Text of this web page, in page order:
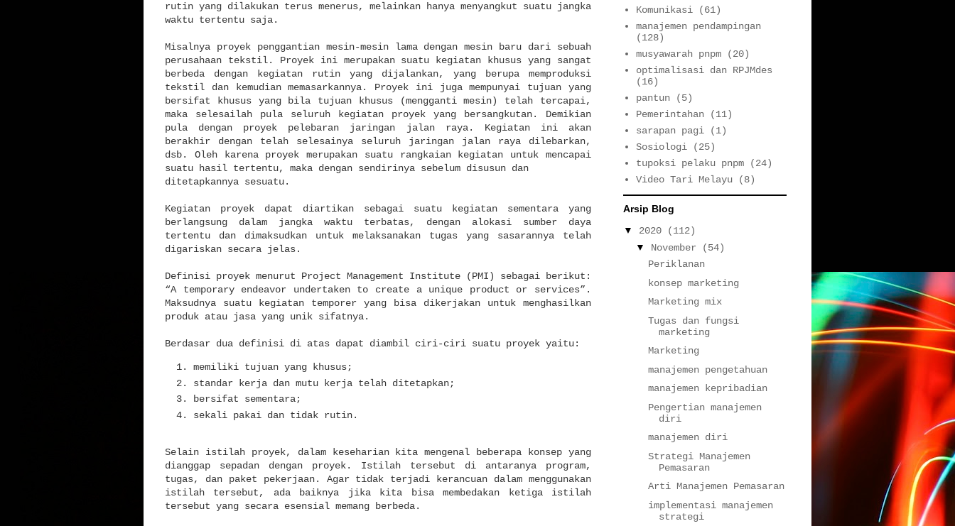
rutin yang dilakukan terus menerus, melainkan hanya menyangkut suatu jangka
waktu tertentu saja.
Misalnya proyek penggantian mesin-mesin lama dengan mesin baru dari sebuah
perusahaan tekstil. Proyek ini merupakan suatu kegiatan khusus yang sangat
berbeda dengan kegiatan rutin yang dijalankan, yang berupa memproduksi
tekstil dan kemudian memasarkannya. Proyek ini juga mempunyai tujuan yang
bersifat khusus yang bila tujuan khusus (mengganti mesin) telah tercapai,
maka selesailah pula seluruh kegiatan proyek yang bersangkutan. Demikian
pula dengan proyek pelebaran jaringan jalan raya. Kegiatan ini akan
berakhir dengan telah selesainya seluruh jaringan jalan raya dilebarkan,
dsb. Oleh karena proyek merupakan suatu rangkaian kegiatan untuk mencapai
suatu hasil tertentu, maka dengan sendirinya sebelum disusun dan
ditetapkannya sesuatu.
Kegiatan proyek dapat diartikan sebagai suatu kegiatan sementara yang
berlangsung dalam jangka waktu terbatas, dengan alokasi sumber daya
tertentu dan dimaksudkan untuk melaksanakan tugas yang sasarannya telah
digariskan secara jelas.
Definisi proyek menurut Project Management Institute (PMI) sebagai berikut:
“A temporary endeavor undertaken to create a unique product or services”.
Maksudnya suatu kegiatan temporer yang bisa dikerjakan untuk menghasilkan
produk atau jasa yang unik sifatnya.
Berdasar dua definisi di atas dapat diambil ciri-ciri suatu proyek yaitu:
memiliki tujuan yang khusus;
standar kerja dan mutu kerja telah ditetapkan;
bersifat sementara;
sekali pakai dan tidak rutin.
Selain istilah proyek, dalam keseharian kita mengenal beberapa konsep yang
dianggap sepadan dengan proyek. Istilah tersebut di antaranya program,
tugas, dan paket pekerjaan. Agar tidak terjadi kerancuan dalam menggunakan
istilah tersebut, ada baiknya jika kita bisa membedakan ketiga istilah
tersebut yang secara esensial memang berbeda.
Komunikasi
(61)
manajemen pendampingan
(128)
musyawarah pnpm
(20)
optimalisasi dan RPJMdes
(16)
pantun
(5)
Pemerintahan
(11)
sarapan pagi
(1)
Sosiologi
(25)
tupoksi pelaku pnpm
(24)
Video Tari Melayu
(8)
Arsip Blog
▼ 2020
(112)
▼ November
(54)
Periklanan
konsep marketing
Marketing mix
Tugas dan fungsi
marketing
Marketing
manajemen pengetahuan
manajemen kepribadian
Pengertian manajemen
diri
manajemen diri
Strategi Manajemen
Pemasaran
Arti Manajemen Pemasaran
implementasi manajemen
strategi